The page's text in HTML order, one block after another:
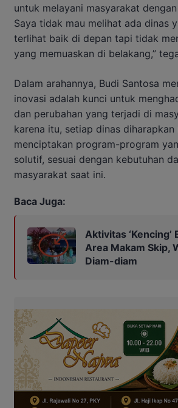
untuk melayani masyarakat
Saya tidak mau melihat ada dinas
terlihat baik di depan tapi tidak
yang memuaskan di belakang,”
Dalam arahannya, Budi Santosa
inovasi adalah kunci untuk
dan perubahan yang terjadi di
karena itu, setiap dinas diharapkan
menciptakan program-program
solutif, sesuai dengan kebutuhan
masyarakat saat ini.
Baca Juga:
Aktivitas ‘Kencing’
Area Makam Skip,
Diam-diam